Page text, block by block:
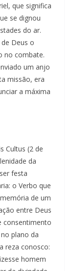
que significa
se dignou
do ar.
Deus o
no combate.
um anjo
missão, era
a máxima
Cultus (2 de
da
festa
o Verbo que
de um
entre Deus
consentimento
plano da
reza conosco:
homem